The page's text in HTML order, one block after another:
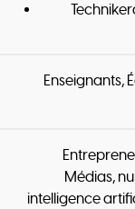
Enseignants
Médias,
intelligence